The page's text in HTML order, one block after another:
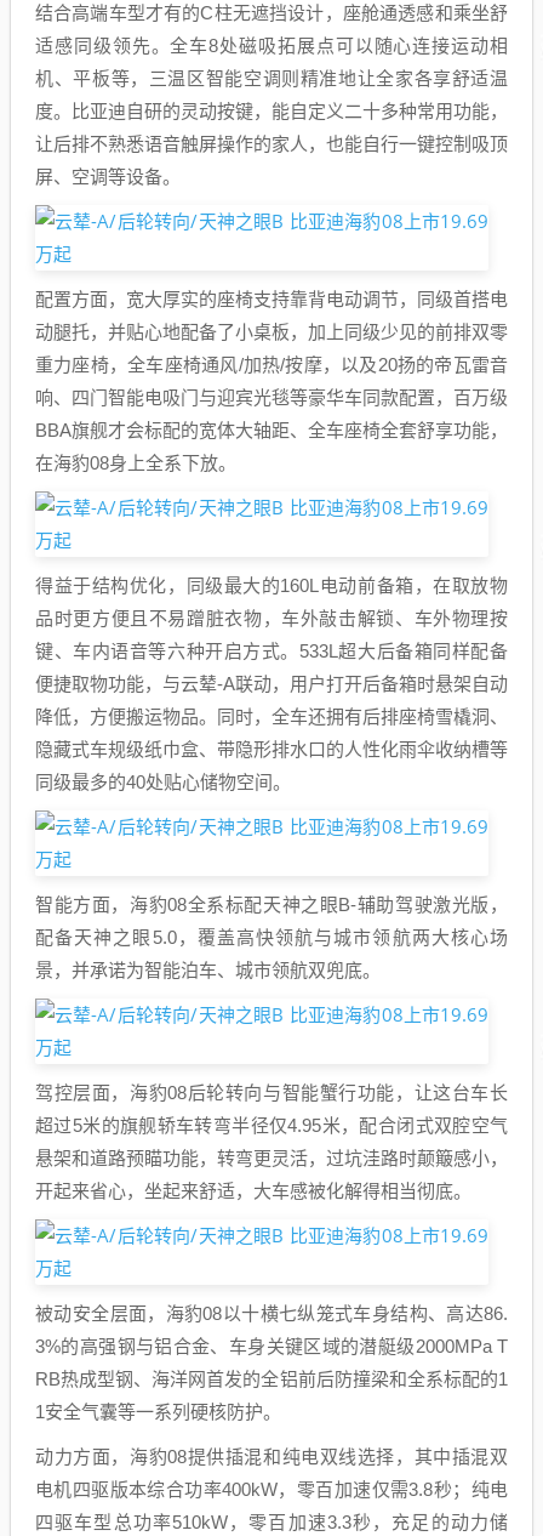
结合高端车型才有的C柱无遮挡设计，座舱通透感和乘坐舒
适感同级领先。全车8处磁吸拓展点可以随心连接运动相
机、平板等，三温区智能空调则精准地让全家各享舒适温
度。比亚迪自研的灵动按键，能自定义二十多种常用功能，
让后排不熟悉语音触屏操作的家人，也能自行一键控制吸顶
屏、空调等设备。
配置方面，宽大厚实的座椅支持靠背电动调节，同级首搭电
动腿托，并贴心地配备了小桌板，加上同级少见的前排双零
重力座椅，全车座椅通风/加热/按摩，以及20扬的帝瓦雷音
响、四门智能电吸门与迎宾光毯等豪华车同款配置，百万级
BBA旗舰才会标配的宽体大轴距、全车座椅全套舒享功能，
在海豹08身上全系下放。
得益于结构优化，同级最大的160L电动前备箱，在取放物
品时更方便且不易蹭脏衣物，车外敲击解锁、车外物理按
键、车内语音等六种开启方式。533L超大后备箱同样配备
便捷取物功能，与云辇-A联动，用户打开后备箱时悬架自动
降低，方便搬运物品。同时，全车还拥有后排座椅雪橇洞、
隐藏式车规级纸巾盒、带隐形排水口的人性化雨伞收纳槽等
同级最多的40处贴心储物空间。
智能方面，海豹08全系标配天神之眼B-辅助驾驶激光版，
配备天神之眼5.0，覆盖高快领航与城市领航两大核心场
景，并承诺为智能泊车、城市领航双兜底。
驾控层面，海豹08后轮转向与智能蟹行功能，让这台车长
超过5米的旗舰轿车转弯半径仅4.95米，配合闭式双腔空气
悬架和道路预瞄功能，转弯更灵活，过坑洼路时颠簸感小，
开起来省心，坐起来舒适，大车感被化解得相当彻底。
被动安全层面，海豹08以十横七纵笼式车身结构、高达86.
3%的高强钢与铝合金、车身关键区域的潜艇级2000MPa T
RB热成型钢、海洋网首发的全铝前后防撞梁和全系标配的1
1安全气囊等一系列硬核防护。
动力方面，海豹08提供插混和纯电双线选择，其中插混双
电机四驱版本综合功率400kW，零百加速仅需3.8秒；纯电
四驱车型总功率510kW，零百加速3.3秒，充足的动力储